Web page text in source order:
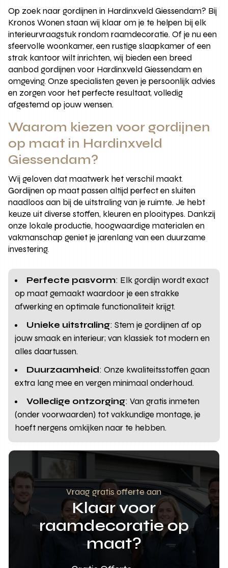
Op zoek naar gordijnen in Hardinxveld Giessendam? Bij
Kronos Wonen staan wij klaar om je te helpen bij elk
interieurvraagstuk rondom raamdecoratie. Of je nu een
sfeervolle woonkamer, een rustige slaapkamer of een
strak kantoor wilt inrichten, wij bieden een breed
aanbod gordijnen voor Hardinxveld Giessendam en
omgeving. Onze specialisten geven je persoonlijk advies
en zorgen voor het perfecte resultaat, volledig
afgestemd op jouw wensen.
Waarom kiezen voor gordijnen
op maat in Hardinxveld
Giessendam?
Wij geloven dat maatwerk het verschil maakt.
Gordijnen op maat passen altijd perfect en sluiten
naadloos aan bij de uitstraling van je ruimte. Je hebt
keuze uit diverse stoffen, kleuren en plooitypes. Dankzij
onze lokale productie, hoogwaardige materialen en
vakmanschap geniet je jarenlang van een duurzame
investering.
Perfecte pasvorm: Elk gordijn wordt exact
op maat gemaakt waardoor je een strakke
afwerking en optimale functionaliteit krijgt.
Unieke uitstraling: Stem je gordijnen af op
jouw smaak en interieur; van klassiek tot modern en
alles daartussen.
Duurzaamheid: Onze kwaliteitsstoffen gaan
extra lang mee en vergen minimaal onderhoud.
Volledige ontzorging: Van gratis inmeten
(onder voorwaarden) tot vakkundige montage, je
hoeft nergens omkijken naar te hebben.
Vraag gratis offerte aan
Klaar voor
raamdecoratie op
maat?